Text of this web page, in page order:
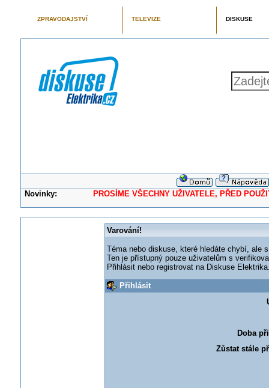
ZPRAVODAJSTVÍ TELEVIZE DISKUSE
Novinky: PROSÍME VŠECHNY UŽIVATELE, PŘED
Varování!
Téma nebo diskuse, které hledáte chybí, ale
Ten je přístupný pouze uživatelům s
Přihlásit nebo registrovat na Diskuse
Přihlásit
Doba
Zůstat stále